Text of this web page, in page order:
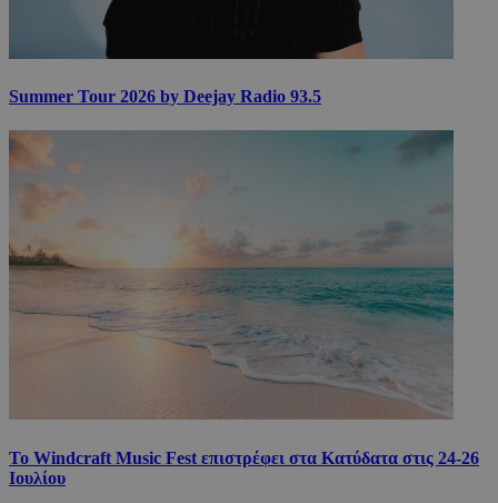
Summer Tour 2026 by Deejay Radio 93.5
Το Windcraft Music Fest επιστρέφει στα Κατύδατα στις 24-26
Ιουλίου